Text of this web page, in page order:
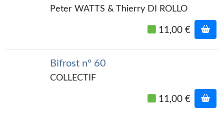
Peter WATTS & Thierry DI ROLLO
11,00 €
Bifrost n° 60
COLLECTIF
11,00 €